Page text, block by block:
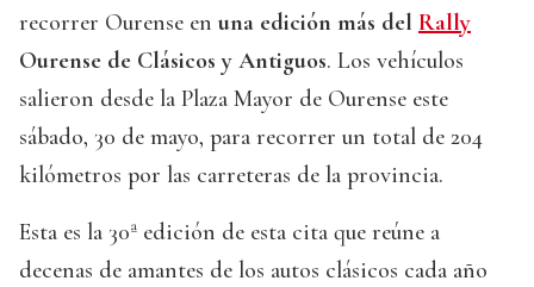
recorrer Ourense en una edición más del Rally
Ourense de Clásicos y Antiguos. Los vehículos
salieron desde la Plaza Mayor de Ourense este
sábado, 30 de mayo, para recorrer un total de 204
kilómetros por las carreteras de la provincia.
Esta es la 30ª edición de esta cita que reúne a
decenas de amantes de los autos clásicos cada año